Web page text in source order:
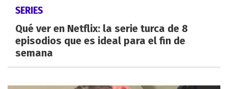
SERIES
Qué ver en Netflix: la serie turca de 8
episodios que es ideal para el fin de
semana